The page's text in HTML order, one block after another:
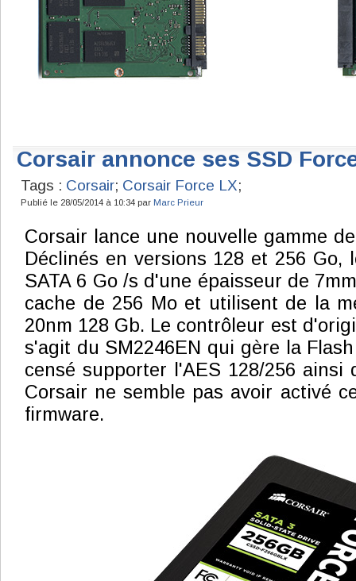
Corsair annonce ses SSD
Tags : Corsair; Corsair Force LX;
Publié le 28/05/2014 à 10:34 par Marc Prieur
Corsair lance une nouvelle gamme
Déclinés en versions 128 et 256 Go,
SATA 6 Go /s d'une épaisseur de
cache de 256 Mo et utilisent de la
20nm 128 Gb. Le contrôleur est
s'agit du SM2246EN qui gère la
censé supporter l'AES 128/256 ainsi
Corsair ne semble pas avoir activé
firmware.